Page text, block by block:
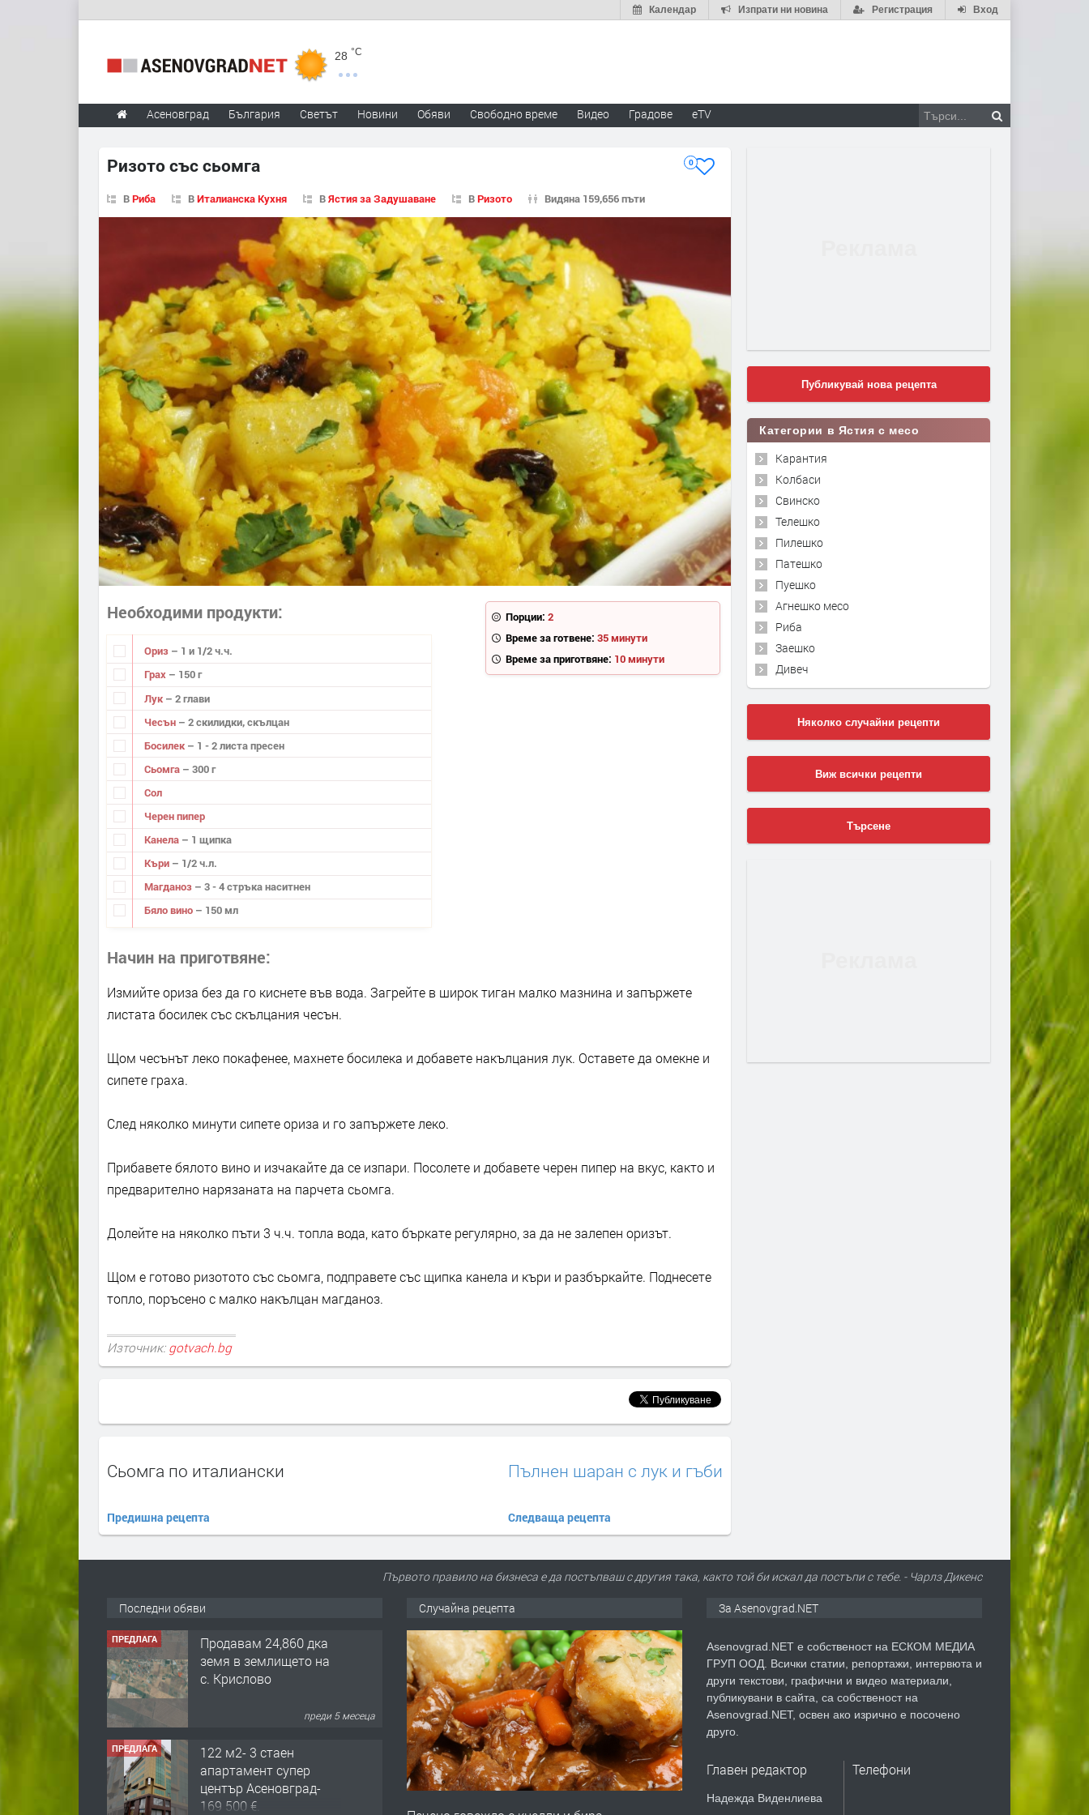
Вход
Регистрация
Изпрати ни новина
Календар
28 °C
Асеновград България Светът Новини Обяви Свободно време Видео Градове eTV
Ризото със сьомга 0
ВРиба ВИталианска Кухня ВЯстия за Задушаване ВРизото Видяна 159,656 пъти
Порции: 2
Време за готвене: 35 минути
Време за приготвяне: 10 минути
Необходими продукти
Ориз – 1 и 1/2 ч.ч.
Грах – 150 г
Лук – 2 глави
Чесън – 2 скилидки, скълцан
Босилек – 1 - 2 листа пресен
Сьомга – 300 г
Сол
Черен пипер
Канела – 1 щипка
Къри – 1/2 ч.л.
Магданоз – 3 - 4 стръка наситнен
Бяло вино – 150 мл
Начин на приготвяне
Измийте ориза без да го киснете във вода. Загрейте в широк тиган малко мазнина и запържете
листата босилек със скълцания чесън.
Щом чесънът леко покафенее, махнете босилека и добавете накълцания лук. Оставете да омекне и
сипете граха.
След няколко минути сипете ориза и го запържете леко.
Прибавете бялото вино и изчакайте да се изпари. Посолете и добавете черен пипер на вкус, както и
предварително нарязаната на парчета сьомга.
Долейте на няколко пъти 3 ч.ч. топла вода, като бъркате регулярно, за да не залепен оризът.
Щом е готово ризотото със сьомга, подправете със щипка канела и къри и разбъркайте. Поднесете
топло, поръсено с малко накълцан магданоз.
Източник: gotvach.bg
Сьомга по италиански
Предишна рецепта
Пълнен шаран с лук и гъби
Следваща рецепта
Публикувай нова рецепта
Категории в Ястия с месо
Карантия
Колбаси
Свинско
Телешко
Пилешко
Патешко
Пуешко
Агнешко месо
Риба
Заешко
Дивеч
Няколко случайни рецепти
Виж всички рецепти
Търсене
Първото правило на бизнеса е да постъпваш с другия така, както той би искал да постъпи с тебе. - Чарлз Дикенс
Последни обяви
ПРЕДЛАГА
Продавам 24,860 дка
земя в землището на
с. Крислово
преди 5 месеца
ПРЕДЛАГА
122 м2- 3 стаен
апартамент супер
център Асеновград-
169 500 €.
Случайна рецепта За Asenovgrad.NET
Asenovgrad.NET е собственост на ЕСКОМ МЕДИА
ГРУП ООД. Всички статии, репортажи, интервюта и
други текстови, графични и видео материали,
публикувани в сайта, са собственост на
Asenovgrad.NET, освен ако изрично е посочено
друго.
Главен редактор
Надежда Виденлиева
Телефони